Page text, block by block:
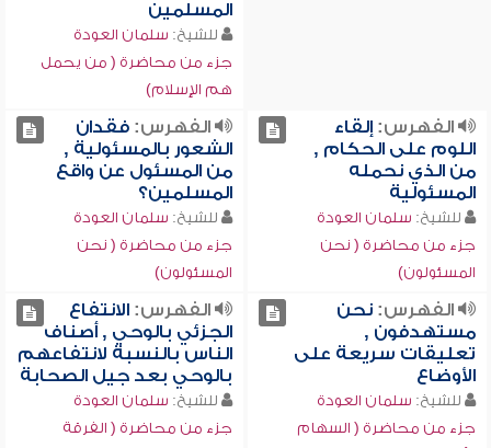
المسلمين
للشيخ: سلمان العودة
جزء من محاضرة ( من يحمل
هم الإسلام)
الفهرس:إلقاء
اللوم على الحكام ,
من الذي نحمله
المسئولية
للشيخ: سلمان العودة
جزء من محاضرة ( نحن
المسئولون)
الفهرس:فقدان
الشعور بالمسئولية ,
من المسئول عن واقع
المسلمين؟
للشيخ: سلمان العودة
جزء من محاضرة ( نحن
المسئولون)
الفهرس:نحن
مستهدفون ,
تعليقات سريعة على
الأوضاع
للشيخ: سلمان العودة
جزء من محاضرة ( السهام
الفهرس:الانتفاع
الجزئي بالوحي , أصناف
الناس بالنسبة لانتفاعهم
بالوحي بعد جيل الصحابة
للشيخ: سلمان العودة
جزء من محاضرة ( الفرقة